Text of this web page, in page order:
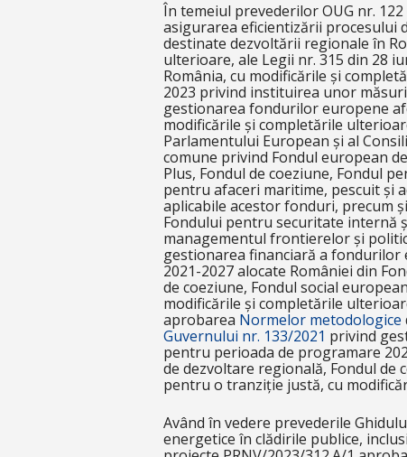
În temeiul prevederilor OUG nr.
asigurarea eficientizării procesului
destinate dezvoltării regionale în
ulterioare, ale Legii nr. 315 din 28
România, cu modificările și
2023 privind instituirea unor
gestionarea fondurilor europene
modificările și completările
Parlamentului European și al
comune privind Fondul european
Plus, Fondul de coeziune, Fondul
pentru afaceri maritime, pescuit și
aplicabile acestor fonduri, precum
Fondului pentru securitate internă
managementul frontierelor și
gestionarea financiară a
2021-2027 alocate României din
de coeziune, Fondul social
modificările și completările
aprobarea Normelor metodologice
Guvernului nr. 133/2021 privind
pentru perioada de programare
de dezvoltare regională, Fondul de
pentru o tranziție justă, cu
Având în vedere prevederile
energetice în clădirile publice,